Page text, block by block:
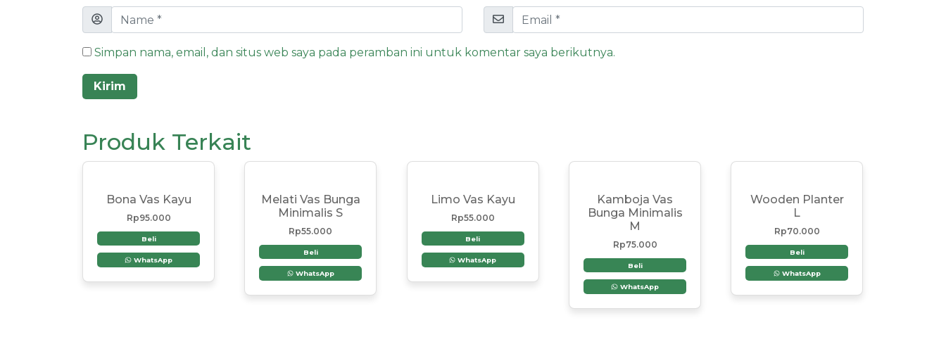
Simpan nama, email, dan situs web saya pada peramban ini untuk komentar saya berikutnya.
Produk Terkait
Bona Vas Kayu
Rp95.000
Beli
WhatsApp
Melati Vas Bunga
Minimalis S
Rp55.000
Beli
WhatsApp
Limo Vas Kayu
Rp55.000
Beli
WhatsApp
Kamboja Vas
Bunga Minimalis
M
Rp75.000
Beli
WhatsApp
Wooden Planter
L
Rp70.000
Beli
WhatsApp